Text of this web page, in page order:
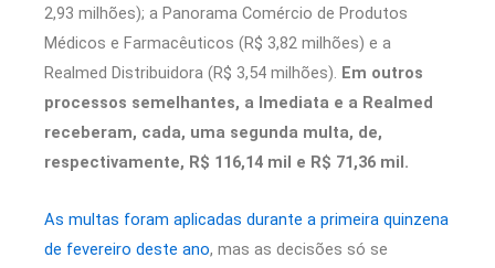
2,93 milhões); a Panorama Comércio de Produtos
Médicos e Farmacêuticos (R$ 3,82 milhões) e a
Realmed Distribuidora (R$ 3,54 milhões). Em outros
processos semelhantes, a Imediata e a Realmed
receberam, cada, uma segunda multa, de,
respectivamente, R$ 116,14 mil e R$ 71,36 mil.
As multas foram aplicadas durante a primeira quinzena
de fevereiro deste ano, mas as decisões só se